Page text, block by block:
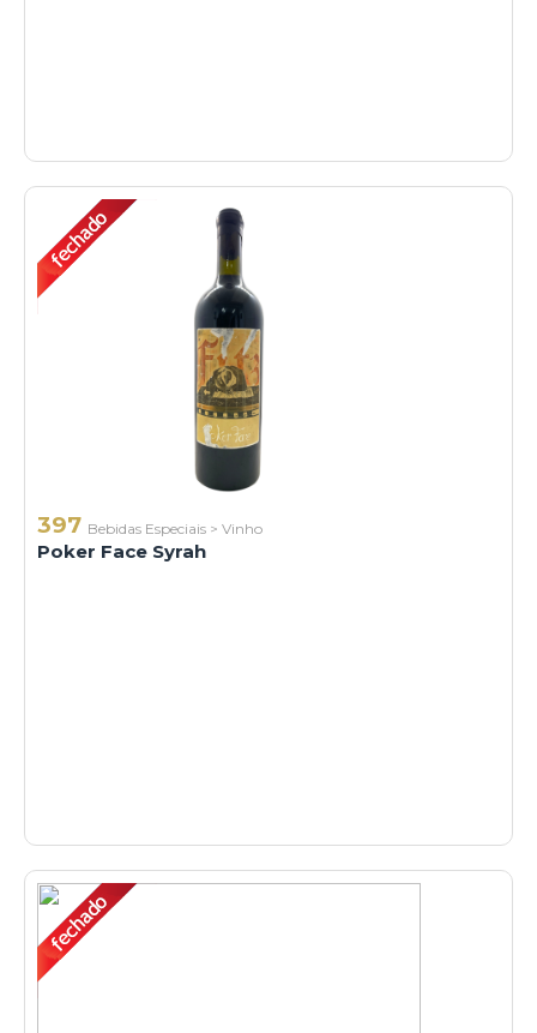
397 Bebidas Especiais > Vinho
Poker Face Syrah